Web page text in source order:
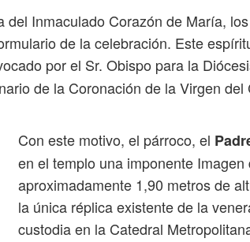
del Inmaculado Corazón de María,
de la celebración. Este
por el Sr. Obispo para la
de la Coronación de la Virgen
Con este motivo, el párroco, el
en el templo una imponente
aproximadamente 1,90 metros de
la única réplica existente de la
custodia en la Catedral